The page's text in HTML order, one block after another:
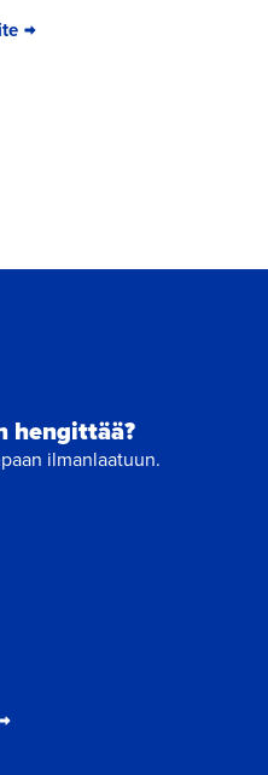
hengittää?
ilmanlaatuun.